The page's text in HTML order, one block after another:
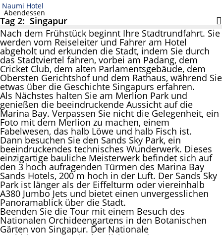
Naumi Hotel
Abendessen
Tag 2: Singapur
Nach dem Frühstück beginnt Ihre Stadtrundfahrt. Sie
werden vom Reiseleiter und Fahrer am Hotel
abgeholt und erkunden die Stadt, indem Sie durch
das Stadtviertel fahren, vorbei am Padang, dem
Cricket Club, dem alten Parlamentsgebäude, dem
Obersten Gerichtshof und dem Rathaus, während Sie
etwas über die Geschichte Singapurs erfahren.
Als Nächstes halten Sie am Merlion Park und
genießen die beeindruckende Aussicht auf die
Marina Bay. Verpassen Sie nicht die Gelegenheit, ein
Foto mit dem Merlion zu machen, einem
Fabelwesen, das halb Löwe und halb Fisch ist.
Dann besuchen Sie den Sands Sky Park, ein
beeindruckendes technisches Wunderwerk. Dieses
einzigartige bauliche Meisterwerk befindet sich auf
den 3 hoch aufragenden Türmen des Marina Bay
Sands Hotels, 200 m hoch in der Luft. Der Sands Sky
Park ist länger als der Eiffelturm oder viereinhalb
A380 Jumbo Jets und bietet einen unvergesslichen
Panoramablick über die Stadt.
Beenden Sie die Tour mit einem Besuch des
Nationalen Orchideengartens in den Botanischen
Gärten von Singapur. Der Nationale